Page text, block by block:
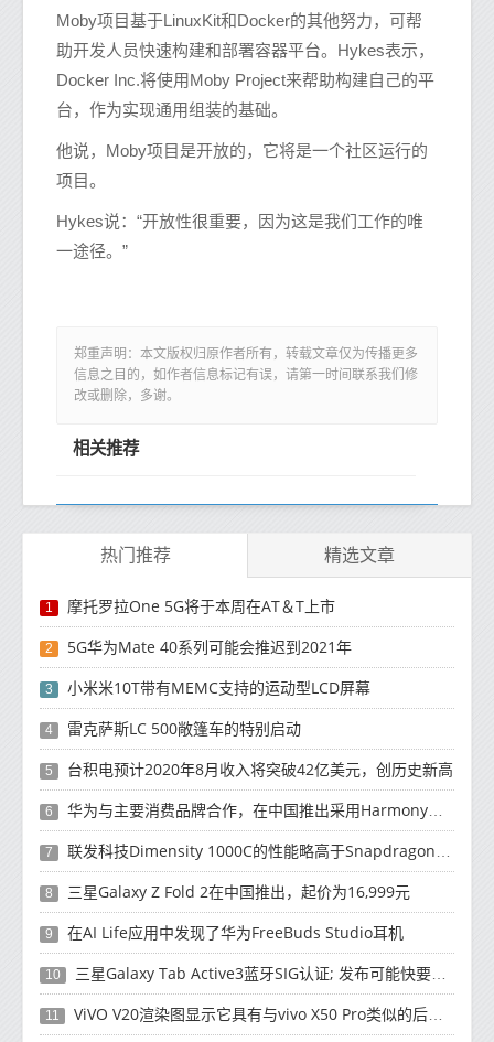
Moby项目基于LinuxKit和Docker的其他努力，可帮
助开发人员快速构建和部署容器平台。Hykes表示，
Docker Inc.将使用Moby Project来帮助构建自己的平
台，作为实现通用组装的基础。
他说，Moby项目是开放的，它将是一个社区运行的
项目。
Hykes说：“开放性很重要，因为这是我们工作的唯
一途径。”
郑重声明：本文版权归原作者所有，转载文章仅为传播更多
信息之目的，如作者信息标记有误，请第一时间联系我们修
改或删除，多谢。
相关推荐
热门推荐 精选文章
1 摩托罗拉One 5G将于本周在AT＆T上市
2 5G华为Mate 40系列可能会推迟到2021年
3 小米米10T带有MEMC支持的运动型LCD屏幕
4 雷克萨斯LC 500敞篷车的特别启动
5 台积电预计2020年8月收入将突破42亿美元，创历史新高
6 华为与主要消费品牌合作，在中国推出采用HarmonyOS 2.0的智能家居产品
7 联发科技Dimensity 1000C的性能略高于Snapdragon 765G
8 三星Galaxy Z Fold 2在中国推出，起价为16,999元
9 在AI Life应用中发现了华为FreeBuds Studio耳机
10 三星Galaxy Tab Active3蓝牙SIG认证; 发布可能快要结束了
11 ViVO V20渲染图显示它具有与vivo X50 Pro类似的后部设计